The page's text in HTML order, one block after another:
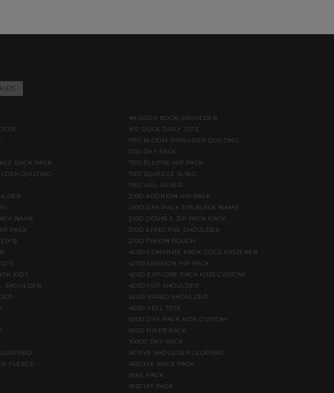
KIDS
#8 DUCK BOOK SHOULDER
#10 DUCK DAILY TOTE
70D BLOOM SHOULDER QUILTING
70D DAY PACK
BACK PACK
70D ELLIPSE HIP PACK
QUILTING
70D SQUEEZE SLING
70D VAIL SILVER
210D ADDITION HIP PACK
210D DAY PACK TIPI BLACK NAME
NAME
210D DOUBLE ZIP PACK PACK
PACK
210D EFFECTIVE SHOULDER
210D PINION POUCH
420D COMMUTE PACK GOLD FASTENER
420D DIVISION HIP PACK
KIDS
420D EXPLORE PACK KIDS CUSTOM
SHOULDER
420D HUT SHOULDER
420D SPRED SHOULDER
420D VELL TOTE
500D DAY PACK KIDS CUSTOM
500D HIKER PACK
1000D DAY PACK
ACTIVE SHOULDER LEOPARD
FLEECE
ARGYLE BACK PACK
BIKE PACK
BISCUIT PACK